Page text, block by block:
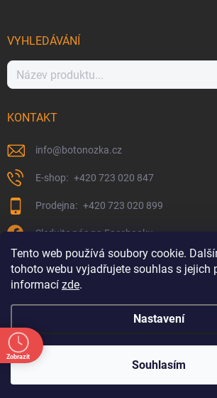
Tento web používá soubory cookie.
tohoto webu vyjadřujete souhlas s jejich
informací zde.
Nastavení
Souhlasím
VYHLEDÁVÁNÍ
KONTAKT
info@botonozka.cz
+420 723 020 847
+420 723 020 899
Sledujte nás na Facebooku
Botonozka.cz . Všechna
Zobrazit